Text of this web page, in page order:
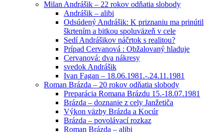
Milan Andrášik – 22 rokov odňatia slobody
Andrášik – alibi
Odsúdený Andrášik: K priznaniu ma prinútil
škrtením a bitkou spoluväzeň v cele
Sedí Andrášikov náčrtok s realitou?
Prípad Cervanová : Obžalovaný hladuje
Cervanová: dva nákresy
svedok Andrášik
Ivan Fagan – 18.06.1981.-.24.11.1981
Roman Brázda – 20 rokov odňatia slobody
Preparácia Romana Brázdu 15.-18.07.1981
Brázda – doznanie z cely Janžetiča
Výkon väzby Brázda a Kocúr
Brázda – povolávací rozkaz
Roman Brázda – alibi